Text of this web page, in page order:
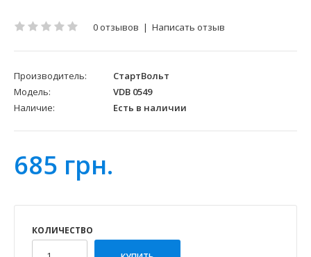
0 отзывов | Написать отзыв
Производитель:
СтартВольт
Модель:
VDB 0549
Наличие:
Есть в наличии
685 грн.
КОЛИЧЕСТВО